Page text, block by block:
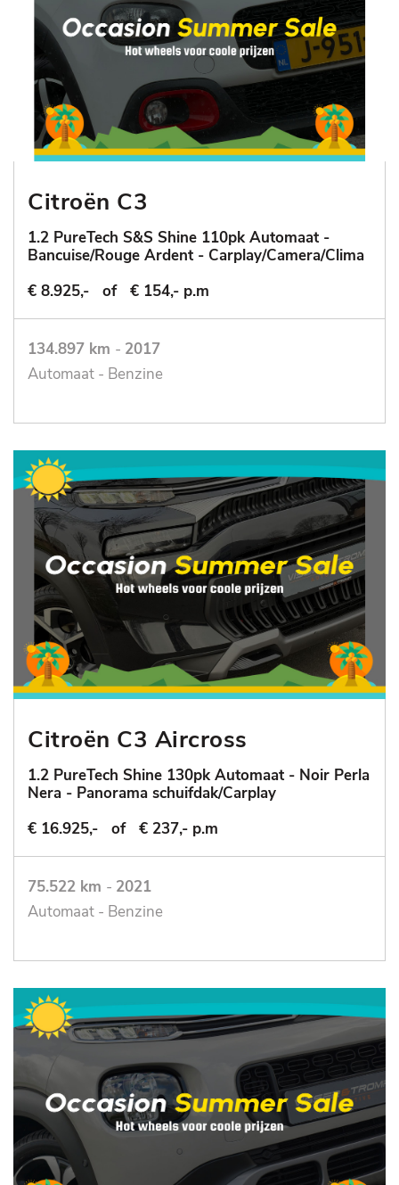
Citroën C3
1.2 PureTech S&S Shine 110pk Automaat -
Bancuise/Rouge Ardent - Carplay/Camera/Clima
€ 8.925,-
of € 154,- p.m
134.897 km - 2017
Automaat - Benzine
Citroën C3 Aircross
1.2 PureTech Shine 130pk Automaat - Noir Perla
Nera - Panorama schuifdak/Carplay
€ 16.925,-
of € 237,- p.m
75.522 km - 2021
Automaat - Benzine